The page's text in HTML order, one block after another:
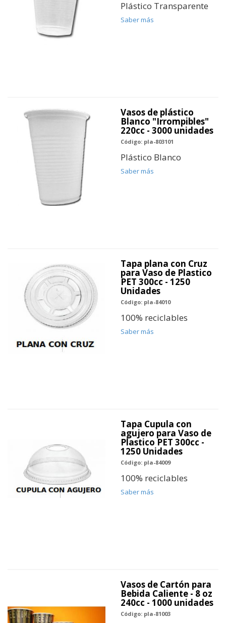
Plástico Transparente
Saber más
Vasos de plástico
Blanco "Irrompibles"
220cc - 3000 unidades
Código: pla-803101
Plástico Blanco
Saber más
Tapa plana con Cruz
para Vaso de Plastico
PET 300cc - 1250
Unidades
Código: pla-84010
100% reciclables
Saber más
Tapa Cupula con
agujero para Vaso de
Plastico PET 300cc -
1250 Unidades
Código: pla-84009
100% reciclables
Saber más
Vasos de Cartón para
Bebida Caliente - 8 oz
240cc - 1000 unidades
Código: pla-81003